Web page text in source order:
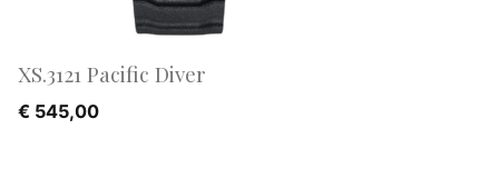
XS.3121 Pacific Diver
€ 545,00